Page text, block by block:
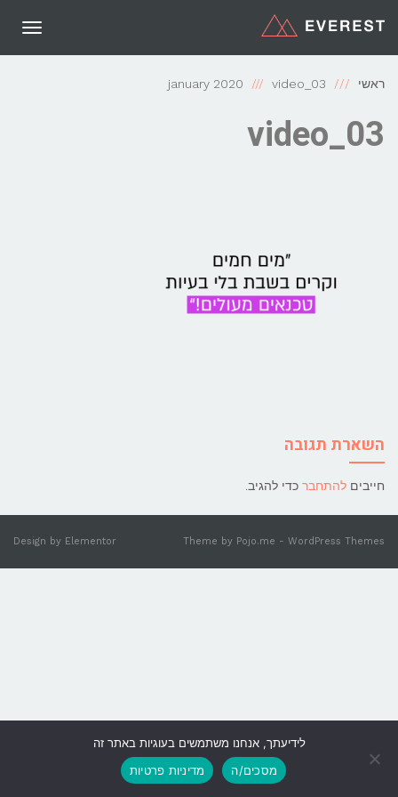
ראשי january 2020 video_03
video_03
השארת תגובה
חייבים להתחבר כדי להגיב.
Theme by Pojo.me - WordPress Themes
Design by Elementor
גלילה
לראש
לידיעתך, אנחנו משתמשים בעוגיות באתר זה
מסכים/ה
מדיניות פרטיות